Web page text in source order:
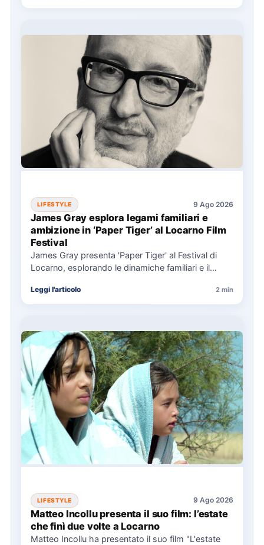
LIFESTYLE 9 Ago 2026
James Gray esplora legami familiari e
ambizione in ‘Paper Tiger’ al Locarno Film
Festival
James Gray presenta 'Paper Tiger' al Festival di
Locarno, esplorando le dinamiche familiari e il
Leggi l'articolo 2 min
LIFESTYLE 9 Ago 2026
Matteo Incollu presenta il suo film: l’estate
che finì due volte a Locarno
Matteo Incollu ha presentato il suo film "L'estate